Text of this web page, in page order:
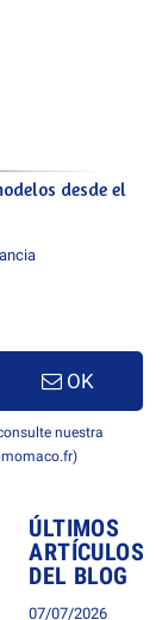
desde el
OK
nuestra
ÚLTIMOS
ARTÍCULOS
DEL BLOG
07/07/2026